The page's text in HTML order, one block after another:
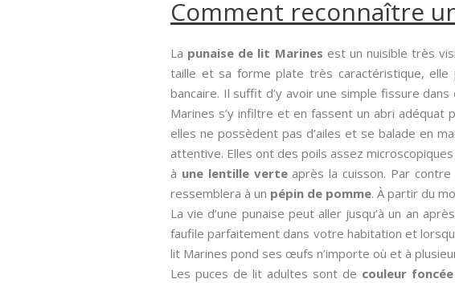
Comment reconnaître
La punaise de lit Marines est un nuisible très
taille et sa forme plate très caractéristique,
bancaire. Il suffit d’y avoir une simple fissure
Marines s’y infiltre et en fassent un abri
elles ne possèdent pas d’ailes et se balade en
attentive. Elles ont des poils assez
à une lentille verteaprès la cuisson. Par contre
ressemblera à un pépin de pomme. À partir du
La vie d’une punaise peut aller jusqu’à un an
faufile parfaitement dans votre habitation et
lit Marines pond ses œufs n’importe où et à
Les puces de lit adultes sont de couleur